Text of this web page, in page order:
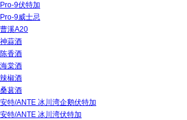
Pro-9伏特加
Pro-9威士忌
曹溪A20
神蒜酒
陈香酒
海棠酒
辣椒酒
桑葚酒
安特/ANTE 冰川湾企鹅伏特加
安特/ANTE 冰川湾伏特加